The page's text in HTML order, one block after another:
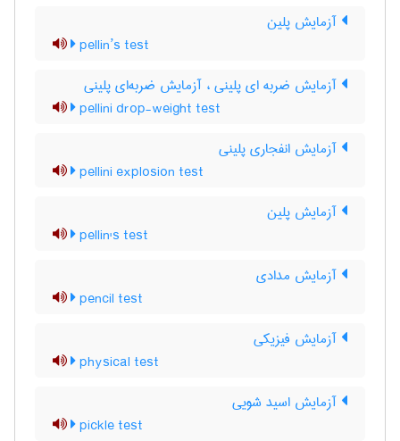
آزمایش پلین
pellin’s test
آزمایش ضربه ای پلینی ، آزمایش ضربه‌ای پلینی
pellini drop-weight test
آزمایش انفجاری پلینی
pellini explosion test
آزمایش پلین
pellin's test
آزمایش مدادی
pencil test
آزمایش فیزیکی
physical test
آزمایش اسید شویی
pickle test